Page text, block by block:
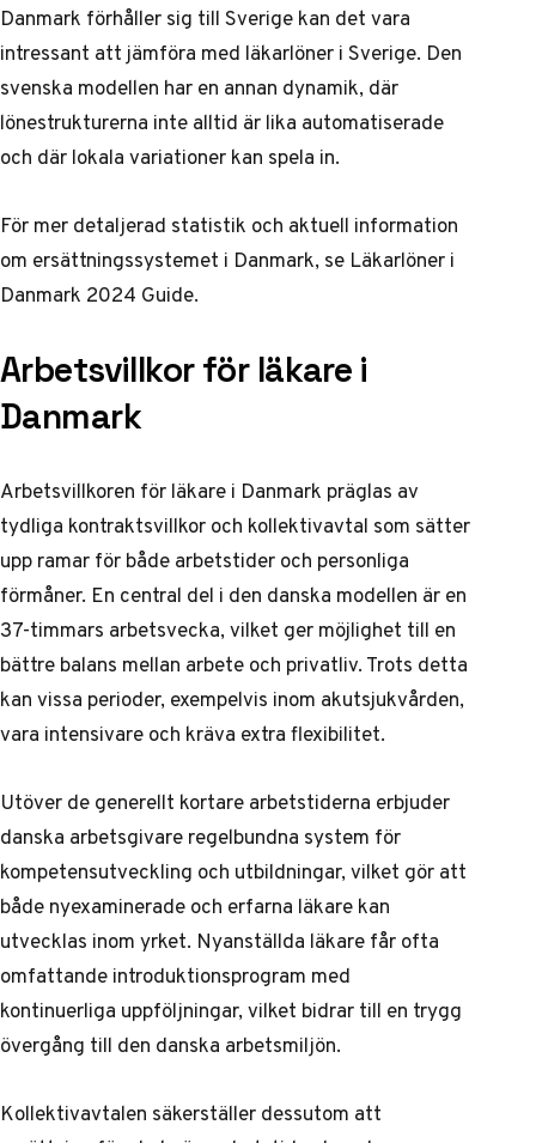
Danmark förhåller sig till Sverige kan det vara
intressant att jämföra med läkarlöner i Sverige. Den
svenska modellen har en annan dynamik, där
lönestrukturerna inte alltid är lika automatiserade
och där lokala variationer kan spela in.
För mer detaljerad statistik och aktuell information
om ersättningssystemet i Danmark, se Läkarlöner i
Danmark 2024 Guide.
Arbetsvillkor för läkare i
Danmark
Arbetsvillkoren för läkare i Danmark präglas av
tydliga kontraktsvillkor och kollektivavtal som sätter
upp ramar för både arbetstider och personliga
förmåner. En central del i den danska modellen är en
37-timmars arbetsvecka, vilket ger möjlighet till en
bättre balans mellan arbete och privatliv. Trots detta
kan vissa perioder, exempelvis inom akutsjukvården,
vara intensivare och kräva extra flexibilitet.
Utöver de generellt kortare arbetstiderna erbjuder
danska arbetsgivare regelbundna system för
kompetensutveckling och utbildningar, vilket gör att
både nyexaminerade och erfarna läkare kan
utvecklas inom yrket. Nyanställda läkare får ofta
omfattande introduktionsprogram med
kontinuerliga uppföljningar, vilket bidrar till en trygg
övergång till den danska arbetsmiljön.
Kollektivavtalen säkerställer dessutom att